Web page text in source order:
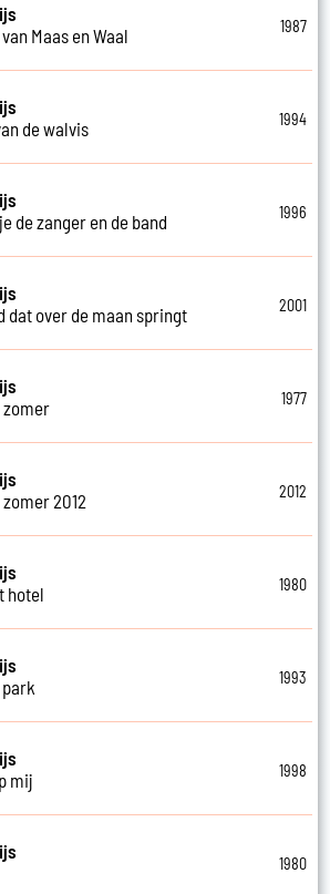
Maas en Waal
1987
de walvis
1994
de zanger en de band
1996
dat over de maan springt
2001
zomer
1977
2012
2012
hotel
1980
1993
mij
1998
1980